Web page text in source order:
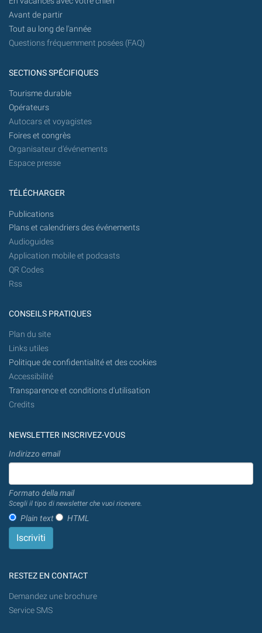
Avant de partir
Tout au long de l'année
Questions fréquemment posées (FAQ)
SECTIONS SPÉCIFIQUES
Tourisme durable
Opérateurs
Autocars et voyagistes
Foires et congrès
Organisateur d'événements
Espace presse
TÉLÉCHARGER
Publications
Plans et calendriers des événements
Audioguides
Application mobile et podcasts
QR Codes
Rss
CONSEILS PRATIQUES
Plan du site
Links utiles
Politique de confidentialité et des cookies
Accessibilité
Transparence et conditions d'utilisation
Credits
NEWSLETTER INSCRIVEZ-VOUS
Indirizzo email
Formato della mail
Scegli il tipo di newsletter che vuoi ricevere.
Plain text HTML
RESTEZ EN CONTACT
Demandez une brochure
Service SMS